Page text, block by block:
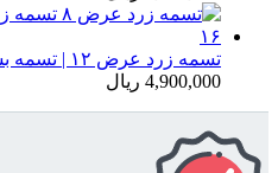
تسمه زرد عرض ۱۲ | تسمه بسته‌بندی PP سایز 12
4,900,000 ریال